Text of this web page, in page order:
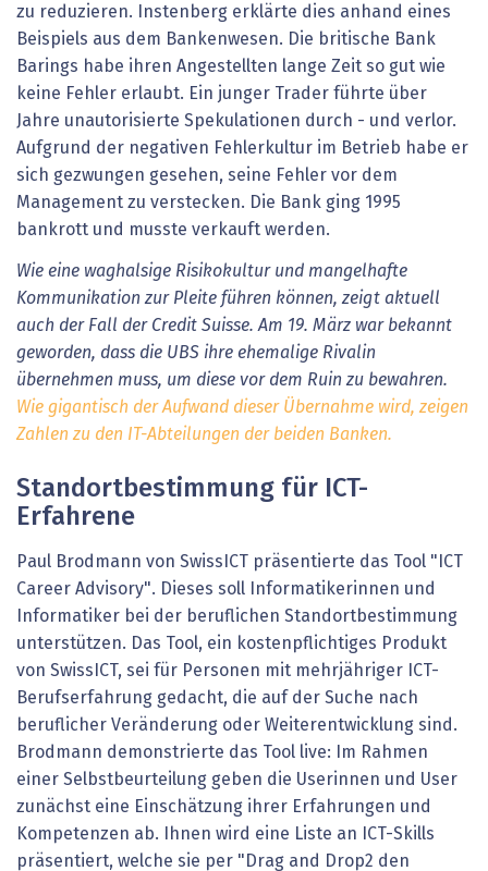
zu reduzieren. Instenberg erklärte dies anhand eines
Beispiels aus dem Bankenwesen. Die britische Bank
Barings habe ihren Angestellten lange Zeit so gut wie
keine Fehler erlaubt. Ein junger Trader führte über
Jahre unautorisierte Spekulationen durch - und verlor.
Aufgrund der negativen Fehlerkultur im Betrieb habe er
sich gezwungen gesehen, seine Fehler vor dem
Management zu verstecken. Die Bank ging 1995
bankrott und musste verkauft werden.
Wie eine waghalsige Risikokultur und mangelhafte
Kommunikation zur Pleite führen können, zeigt aktuell
auch der Fall der Credit Suisse. Am 19. März war bekannt
geworden, dass die UBS ihre ehemalige Rivalin
übernehmen muss, um diese vor dem Ruin zu bewahren.
Wie gigantisch der Aufwand dieser Übernahme wird, zeigen
Zahlen zu den IT-Abteilungen der beiden Banken.
Standortbestimmung für ICT-
Erfahrene
Paul Brodmann von SwissICT präsentierte das Tool "ICT
Career Advisory". Dieses soll Informatikerinnen und
Informatiker bei der beruflichen Standortbestimmung
unterstützen. Das Tool, ein kostenpflichtiges Produkt
von SwissICT, sei für Personen mit mehrjähriger ICT-
Berufserfahrung gedacht, die auf der Suche nach
beruflicher Veränderung oder Weiterentwicklung sind.
Brodmann demonstrierte das Tool live: Im Rahmen
einer Selbstbeurteilung geben die Userinnen und User
zunächst eine Einschätzung ihrer Erfahrungen und
Kompetenzen ab. Ihnen wird eine Liste an ICT-Skills
präsentiert, welche sie per "Drag and Drop2 den